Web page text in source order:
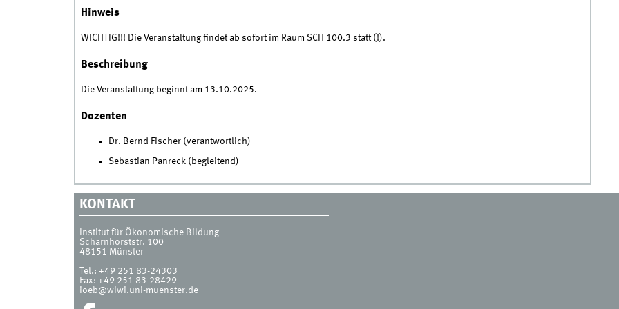
Hinweis
WICHTIG!!! Die Veranstaltung findet ab sofort im Raum SCH 100.3 statt (!).
Beschreibung
Die Veranstaltung beginnt am 13.10.2025.
Dozenten
Dr. Bernd Fischer (verantwortlich)
Sebastian Panreck (begleitend)
KONTAKT
Institut für Ökonomische Bildung
Scharnhorststr. 100
48151 Münster
Tel.: +49 251 83-24303
Fax: +49 251 83-28429
ioeb@wiwi.uni-muenster.de